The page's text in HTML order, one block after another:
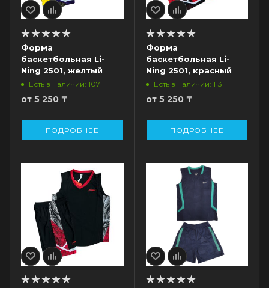
Форма
баскетбольная Li-
Ning 2501, желтый
Есть в наличии: 107
от 5 250 ₸
ПОДРОБНЕЕ
Форма
баскетбольная Li-
Ning 2501, красный
Есть в наличии: 113
от 5 250 ₸
ПОДРОБНЕЕ